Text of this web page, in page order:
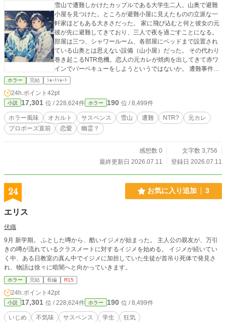
雪山で遭難しかけたカップルである大学生二人。山奥で避難
小屋を見つけた。ところが避難小屋に見えたものの立派な一
軒家ほどもある大きさだった。 家に飛び込むと何と彼女の元
彼が先に避難してきており、三人で夜を過ごすことになる。
部屋は三つ、シャワールーム、各部屋にベッドまで設置され
ている山奥とは思えない設備（山小屋）だった。 その代わり
巻き起こるNTR危機。恋人の元カレが焼肉を出してきて赤ワ
インでバーベキューをしようというではないか。 遭難事件だ
ったのが、いつの間にかNTR危機に。しかし、その結末
は…… ★ホラーより寧ろお笑いだろうと、カテゴリーがホラ
ーから変わる可能性があります。 ★やきにく企画参加作品プ
レイバックパート2
ホラー 完結 ｼｮｰﾄｼｮｰﾄ
24h.ポイント 42pt
小説 17,301 位 / 228,624件 ホラー 190 位 / 8,499件
ホラー風味 オカルト サスペンス 雪山 遭難 NTR?
元カレ
プロポーズ直前
恋愛 幽霊？
感想数 0
文字数 3,756
最終更新日 2026.07.11
登録日 2026.07.11
24 お気に入り追加 3
エリス
伏織
9月 新学期。 ふとした噂から、酷いイジメが始まった。 主人公の親友が、万引
きの噂が流れているクラスメートに対するイジメを始める。 イジメが続いてい
く中、ある日教室の真ん中でイジメに加担していた生徒が首吊り死体で発見さ
れ、物語は徐々に暗闇へと向かっていきます。
ホラー 完結 長編 R15
24h.ポイント 42pt
小説 17,301 位 / 228,624件 ホラー 190 位 / 8,499件
いじめ 不気味 サスペンス 学生 狂気